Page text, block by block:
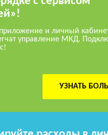
и личный
управление МКД.
УЗНАТЬ